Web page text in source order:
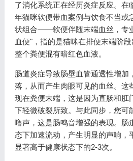
了消化系统正在经历炎症反应。在
年猫咪软便带血案例与饮食不当或
状组合——软便伴随末端血丝，专
血便"，指的是猫咪在排便末端阶
整个粪便混有暗红色血液。
肠道炎症导致肠壁血管通透性增加
落，从而产生肉眼可见的血丝。这
现在粪便末端，这是因为直肠和肛
下轻微破裂所致。与此同步，您可
噜声，这是肠鸣音增强的表现。肠
态下加速流动，产生明显的声响，
显著高于健康状态下的2-3次。